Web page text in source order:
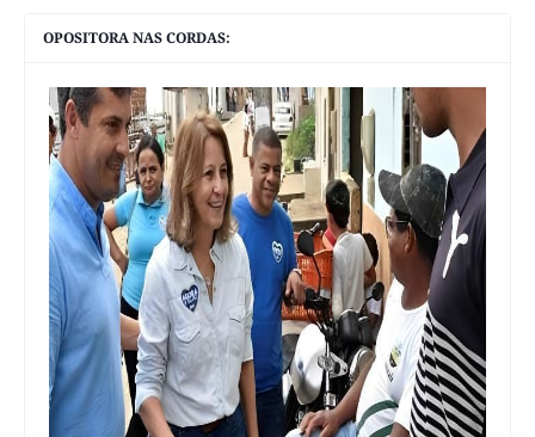
OPOSITORA NAS CORDAS: